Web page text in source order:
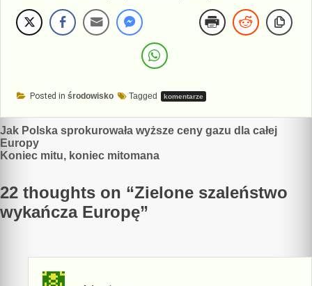
Posted in środowisko Tagged komentarze
Nawigacja
wpisu
Jak Polska sprokurowała wyższe ceny gazu dla całej
Europy
Koniec mitu, koniec mitomana
22 thoughts on “Zielone szaleństwo
wykańcza Europę”